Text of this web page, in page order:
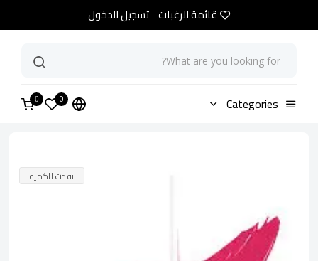
قائمة الرغبات تسجيل الدخول
Categories
0
0 الرئيسية مناكير ايسي سن-رينيتي
نفذت الكمية